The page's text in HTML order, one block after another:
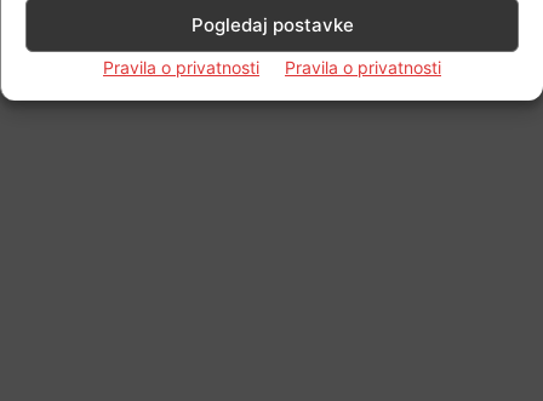
Pogledaj postavke
Pravila o privatnosti Pravila o privatnosti